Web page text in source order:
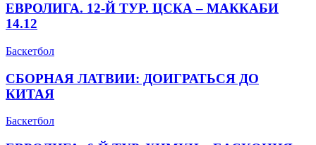
ЕВРОЛИГА. 12-Й ТУР. ЦСКА – МАККАБИ
14.12
Баскетбол
СБОРНАЯ ЛАТВИИ: ДОИГРАТЬСЯ ДО
КИТАЯ
Баскетбол